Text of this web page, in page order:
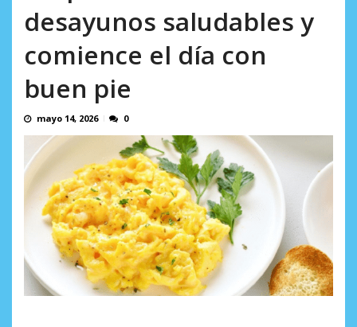
AGOSTO 6, 2026
desayunos saludables y
comience el día con
buen pie
mayo 14, 2026 0